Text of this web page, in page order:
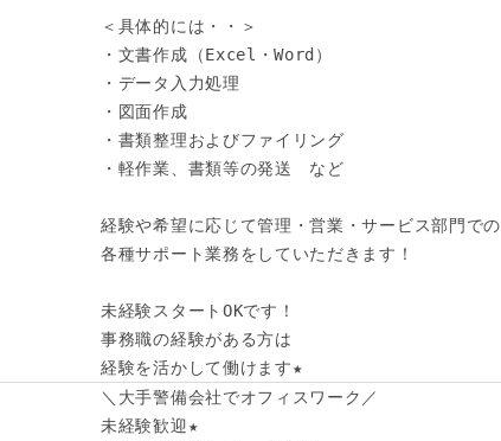
＜具体的には・・＞
・文書作成（Excel・Word）
・データ入力処理
・図面作成
・書類整理およびファイリング
・軽作業、書類等の発送　など
経験や希望に応じて管理・営業・サービス部門での
各種サポート業務をしていただきます！
未経験スタートOKです！
事務職の経験がある方は
経験を活かして働けます★
＼大手警備会社でオフィスワーク／
未経験歓迎★